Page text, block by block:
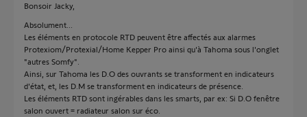
Bonsoir Jacky,
Absolument...
Les éléments en protocole RTD peuvent être affectés aux alarmes
Protexiom/Protexial/Home Kepper Pro ainsi qu'à Tahoma sous l'onglet
"autres Somfy".
Ainsi, sur Tahoma les D.O des ouvrants se transforment en indicateurs
d'état, et, les D.M se transforment en indicateurs de présence.
Les éléments RTD sont ingérables dans les smarts, par ex: Si D.O fenêtre
salon ouvert = radiateur salon sur éco.